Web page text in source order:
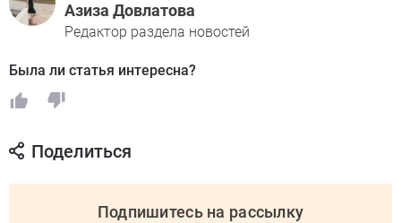
Азиза Довлатова
Редактор раздела новостей
Была ли статья интересна?
Поделиться
Подпишитесь на рассылку